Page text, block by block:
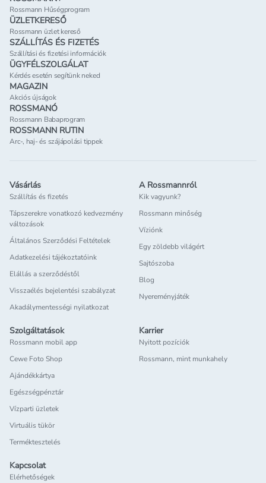
Rossmann Hűségprogram
ÜZLETKERESŐ
Rossmann üzlet kereső
SZÁLLÍTÁS ÉS FIZETÉS
Szállítási és fizetési információk
ÜGYFÉLSZOLGÁLAT
Kérdés esetén segítünk neked
MAGAZIN
Akciós újságok
ROSSMANÓ
Rossmann Babaprogram
ROSSMANN RUTIN
Arc-, haj- és szájápolási tippek
Vásárlás
Szállítás és fizetés
Tápszerekre vonatkozó kedvezmény
változások
Általános Szerződési Feltételek
Adatkezelési tájékoztatóink
Elállás a szerződéstől
Visszaélés bejelentési szabályzat
Akadálymentességi nyilatkozat
A Rossmannról
Kik vagyunk?
Rossmann minőség
Víziónk
Egy zöldebb világért
Sajtószoba
Blog
Nyereményjáték
Szolgáltatások
Rossmann mobil app
Cewe Foto Shop
Ajándékkártya
Egészségpénztár
Vízparti üzletek
Virtuális tükör
Terméktesztelés
Karrier
Nyitott pozíciók
Rossmann, mint munkahely
Kapcsolat
Elérhetőségek